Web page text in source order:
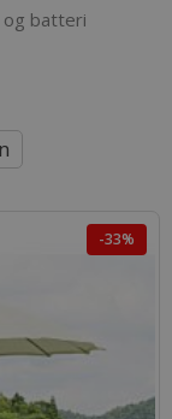
og batteri
-33%